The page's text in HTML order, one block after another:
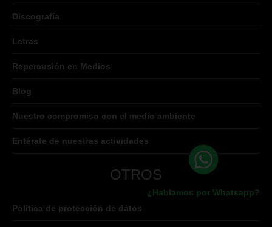
¿Hablamos por Whatsapp?
Discografía
Letras
Repercusión en Medios
Blog
Nuestro compromiso con el medio ambiente
Entérate de nuestras actividades
OTROS
Política de protección de datos